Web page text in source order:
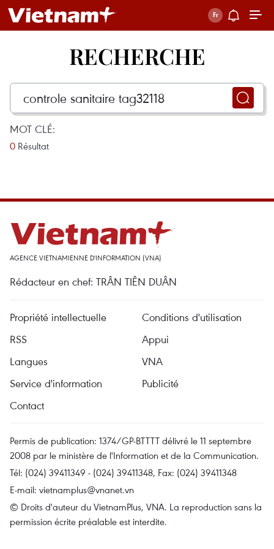
RECHERCHE
MOT CLÉ:
0 Résultat
AGENCE VIETNAMIENNE D'INFORMATION (VNA)
Rédacteur en chef: TRÂN TIÊN DUÂN
Propriété intellectuelle
Conditions d'utilisation
RSS
Appui
Langues
VNA
Service d'information
Publicité
Contact
Permis de publication: 1374/GP-BTTTT délivré le 11 septembre
2008 par le ministère de l'Information et de la Communication.
Tél: (024) 39411349 - (024) 39411348, Fax: (024) 39411348
E-mail: vietnamplus@vnanet.vn
© Droits d'auteur du VietnamPlus, VNA. La reproduction sans la
permission écrite préalable est interdite.